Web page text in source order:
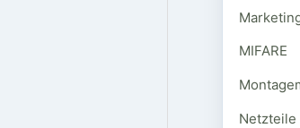
MIFARE
Netzteile